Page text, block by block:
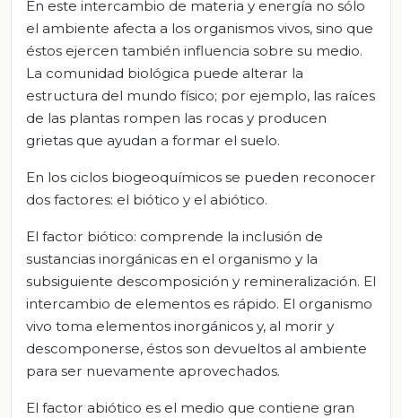
En este intercambio de materia y energía no sólo
el ambiente afecta a los organismos vivos, sino que
éstos ejercen también influencia sobre su medio.
La comunidad biológica puede alterar la
estructura del mundo físico; por ejemplo, las raíces
de las plantas rompen las rocas y producen
grietas que ayudan a formar el suelo.
En los ciclos biogeoquímicos se pueden reconocer
dos factores: el biótico y el abiótico.
El factor biótico: comprende la inclusión de
sustancias inorgánicas en el organismo y la
subsiguiente descomposición y remineralización. El
intercambio de elementos es rápido. El organismo
vivo toma elementos inorgánicos y, al morir y
descomponerse, éstos son devueltos al ambiente
para ser nuevamente aprovechados.
El factor abiótico es el medio que contiene gran